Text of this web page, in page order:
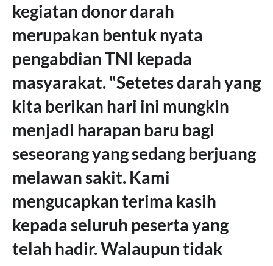
kegiatan donor darah
merupakan bentuk nyata
pengabdian TNI kepada
masyarakat. "Setetes darah yang
kita berikan hari ini mungkin
menjadi harapan baru bagi
seseorang yang sedang berjuang
melawan sakit. Kami
mengucapkan terima kasih
kepada seluruh peserta yang
telah hadir. Walaupun tidak